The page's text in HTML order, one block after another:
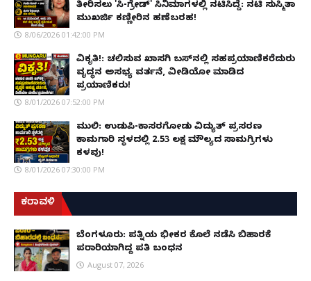
ತೀರಿಸಲು 'ಸಿ-ಗ್ರೇಡ್' ಸಿನಿಮಾಗಳಲ್ಲಿ ನಟಿಸಿದ್ದೆ: ನಟಿ ಸುಸ್ಮಿತಾ
ಮುಖರ್ಜಿ ಕಣ್ಣೀರಿನ ಹಣೆಬರಹ!
8/06/2026 01:42:00 PM
ವಿಕೃತಿ!: ಚಲಿಸುವ ಖಾಸಗಿ ಬಸ್‌ನಲ್ಲಿ ಸಹಪ್ರಯಾಣಿಕರೆದುರು
ವೃದ್ಧನ ಅಸಭ್ಯ ವರ್ತನೆ, ವೀಡಿಯೋ ಮಾಡಿದ
ಪ್ರಯಾಣಿಕರು!
8/01/2026 07:52:00 PM
ಮುಲ್ಕಿ: ಉಡುಪಿ-ಕಾಸರಗೋಡು ವಿದ್ಯುತ್ ಪ್ರಸರಣ
ಕಾಮಗಾರಿ ಸ್ಥಳದಲ್ಲಿ ₹2.53 ಲಕ್ಷ ಮೌಲ್ಯದ ಸಾಮಗ್ರಿಗಳು
ಕಳವು!
8/01/2026 07:30:00 PM
ಕರಾವಳಿ
ಬೆಂಗಳೂರು: ಪತ್ನಿಯ ಭೀಕರ ಕೊಲೆ ನಡೆಸಿ ಬಿಹಾರಕ್ಕೆ
ಪರಾರಿಯಾಗಿದ್ದ ಪತಿ ಬಂಧನ
August 07, 2026